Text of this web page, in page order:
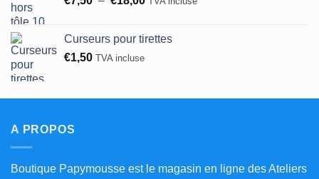
€7,50
Curseurs pour tirettes
€1,50 TVA incluse
A PROPOS
Boutique Papymousse est le magasin en ligne des Ateliers